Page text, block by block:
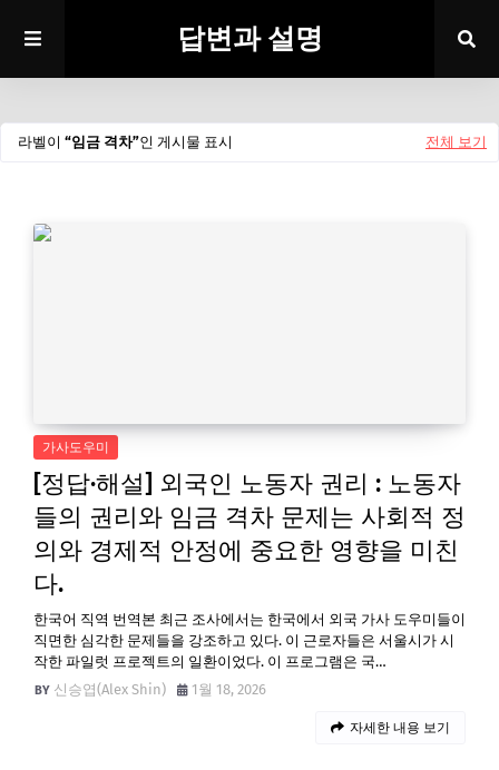
답변과 설명
라벨이 임금 격차 인 게시물 표시 전체 보기
가사도우미
[정답·해설] 외국인 노동자 권리 : 노동자
들의 권리와 임금 격차 문제는 사회적 정
의와 경제적 안정에 중요한 영향을 미친
다.
한국어 직역 번역본 최근 조사에서는 한국에서 외국 가사 도우미들이
직면한 심각한 문제들을 강조하고 있다. 이 근로자들은 서울시가 시
작한 파일럿 프로젝트의 일환이었다. 이 프로그램은 국…
신승엽(Alex Shin)
1월 18, 2026
자세한 내용 보기